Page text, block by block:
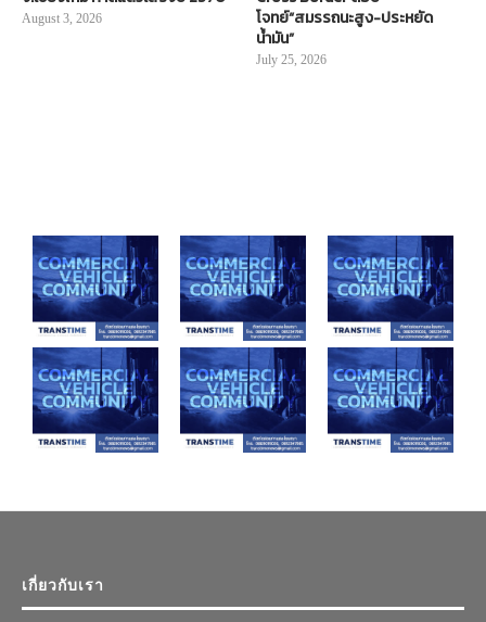
August 3, 2026
โจทย์“สมรรถนะสูง-ประหยัด
น้ำมัน”
July 25, 2026
เกี่ยวกับเรา